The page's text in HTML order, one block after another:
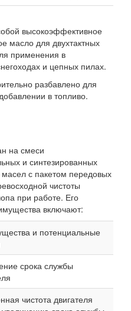
высокоэффективное
масло для двухтактных
применения в
и цепных пилах.
разбавлено для
в топливо.
на смеси
и синтезированных
с пакетом передовых
чистоты
при работе. Его
включают:
и потенциальные
срока службы
чистота двигателя